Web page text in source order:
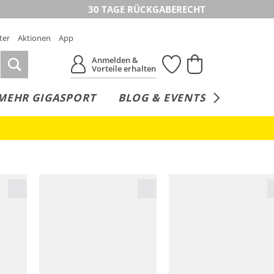
30 TAGE RÜCKGABERECHT
Aktionen
App
Anmelden &
Vorteile erhalten
GIGASPORT BLOG & EVENTS